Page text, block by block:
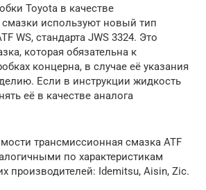
Toyota в качестве
используют новый тип
WS, стандарта JWS 3324. Это
которая обязательна к
концерна, в случае её указания
Если в инструкции жидкость
её в качестве аналога
трансмиссионная смазка ATF
по характеристикам
производителей: Idemitsu, Aisin, Zic.